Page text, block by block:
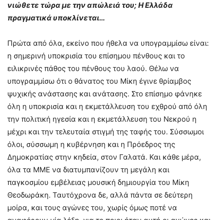
νιώθετε τώρα με την απώλειά του; Η Ελλάδα
πραγματικά υποκλίνεται…
Πρώτα από όλα, εκείνο που ήθελα να υπογραμμίσω είναι:
η σημερινή υποκρισία του επίσημου πένθους και το
ειλικρινές πάθος του πένθους του λαού. Θέλω να
υπογραμμίσω ότι ο θάνατος του Μίκη έγινε θρίαμβος
ψυχικής ανάστασης και ανάτασης. Στο επίσημο φάνηκε
όλη η υποκρισία και η εκμετάλλευση του εχθρού από όλη
την πολιτική ηγεσία και η εκμετάλλευση του Νεκρού η
μέχρι και την τελευταία στιγμή της ταφής του. Σύσσωμοι
όλοι, σύσσωμη η κυβέρνηση και η Πρόεδρος της
Δημοκρατίας στην κηδεία, στον Γαλατά. Και κάθε μέρα,
όλα τα ΜΜΕ να διατυμπανίζουν τη μεγάλη και
παγκοσμίου εμβέλειας μουσική δημιουργία του Μίκη
Θεοδωράκη. Ταυτόχρονα δε, αλλά πάντα σε δεύτερη
μοίρα, και τους αγώνες του, χωρίς όμως ποτέ να